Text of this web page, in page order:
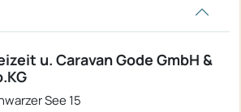
u. Caravan Gode GmbH &
See 15